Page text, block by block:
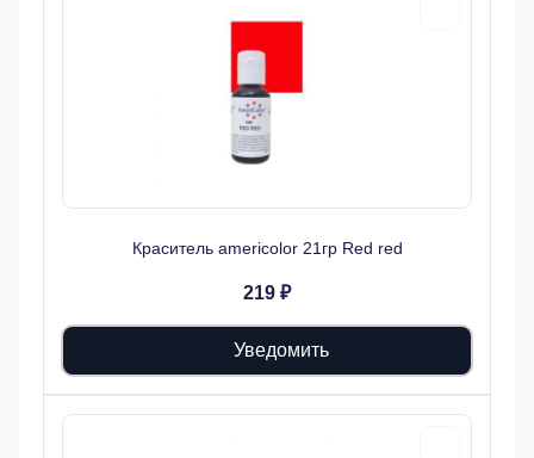
Краситель americolor 21гр Red red
219 ₽
Уведомить